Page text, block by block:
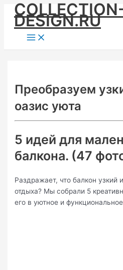
Skip
content
DESIGN.RU
Main
Menu
Преобразуем
оазис уюта
5 идей для
балкона. (47
Раздражает, что балкон узкий
отдыха? Мы собрали 5
его в уютное и